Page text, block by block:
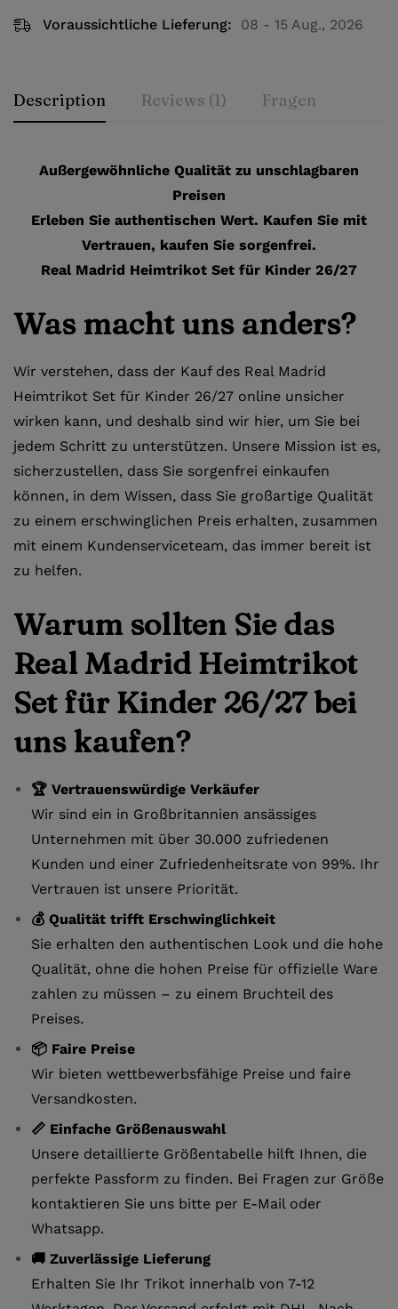
Voraussichtliche Lieferung: 08 - 15 Aug., 2026
Description Reviews (1) Fragen
Außergewöhnliche Qualität zu unschlagbaren
Preisen
Erleben Sie authentischen Wert. Kaufen Sie mit
Vertrauen, kaufen Sie sorgenfrei.
Real Madrid Heimtrikot Set für Kinder 26/27
Was macht uns anders?
Wir verstehen, dass der Kauf des Real Madrid
Heimtrikot Set für Kinder 26/27 online unsicher
wirken kann, und deshalb sind wir hier, um Sie bei
jedem Schritt zu unterstützen. Unsere Mission ist es,
sicherzustellen, dass Sie sorgenfrei einkaufen
können, in dem Wissen, dass Sie großartige Qualität
zu einem erschwinglichen Preis erhalten, zusammen
mit einem Kundenserviceteam, das immer bereit ist
zu helfen.
Warum sollten Sie das
Real Madrid Heimtrikot
Set für Kinder 26/27 bei
uns kaufen?
🏆 Vertrauenswürdige Verkäufer
Wir sind ein in Großbritannien ansässiges
Unternehmen mit über 30.000 zufriedenen
Kunden und einer Zufriedenheitsrate von 99%. Ihr
Vertrauen ist unsere Priorität.
💰 Qualität trifft Erschwinglichkeit
Sie erhalten den authentischen Look und die hohe
Qualität, ohne die hohen Preise für offizielle Ware
zahlen zu müssen – zu einem Bruchteil des
Preises.
📦 Faire Preise
Wir bieten wettbewerbsfähige Preise und faire
Versandkosten.
📏 Einfache Größenauswahl
Unsere detaillierte Größentabelle hilft Ihnen, die
perfekte Passform zu finden. Bei Fragen zur Größe
kontaktieren Sie uns bitte per E-Mail oder
Whatsapp.
🚚 Zuverlässige Lieferung
Erhalten Sie Ihr Trikot innerhalb von 7-12